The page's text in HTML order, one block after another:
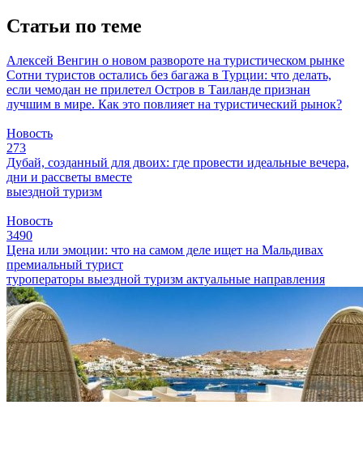
Статьи по теме
Алексей Венгин о новом развороте на туристическом рынке
Сотни туристов остались без багажа в Турции: что делать,
если чемодан не прилетел Остров в Таиланде признан
лучшим в мире. Как это повлияет на туристический рынок?
Новость
273
Дубай, созданный для двоих: где провести идеальные вечера,
дни и рассветы вместе
выездной туризм
Новость
3490
Цена или эмоции: что на самом деле ищет на Мальдивах
премиальный турист
туроператоры выездной туризм актуальные направления